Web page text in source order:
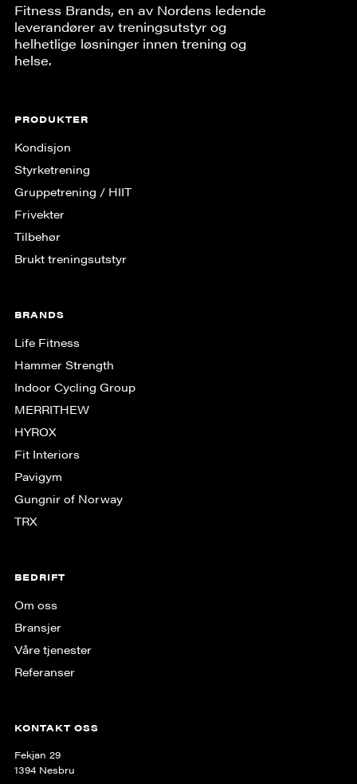
Fitness Brands, en av Nordens ledende
leverandører av treningsutstyr og
helhetlige løsninger innen trening og
helse.
PRODUKTER
Kondisjon
Styrketrening
Gruppe­trening / HIIT
Frivekter
Tilbehør
Brukt treningsutstyr
BRANDS
Life Fitness
Hammer Strength
Indoor Cycling Group
MERRITHEW
HYROX
Fit Interiors
Pavigym
Gungnir of Norway
TRX
BEDRIFT
Om oss
Bransjer
Våre tjenester
Referanser
KONTAKT OSS
Fekjan 29
1394 Nesbru